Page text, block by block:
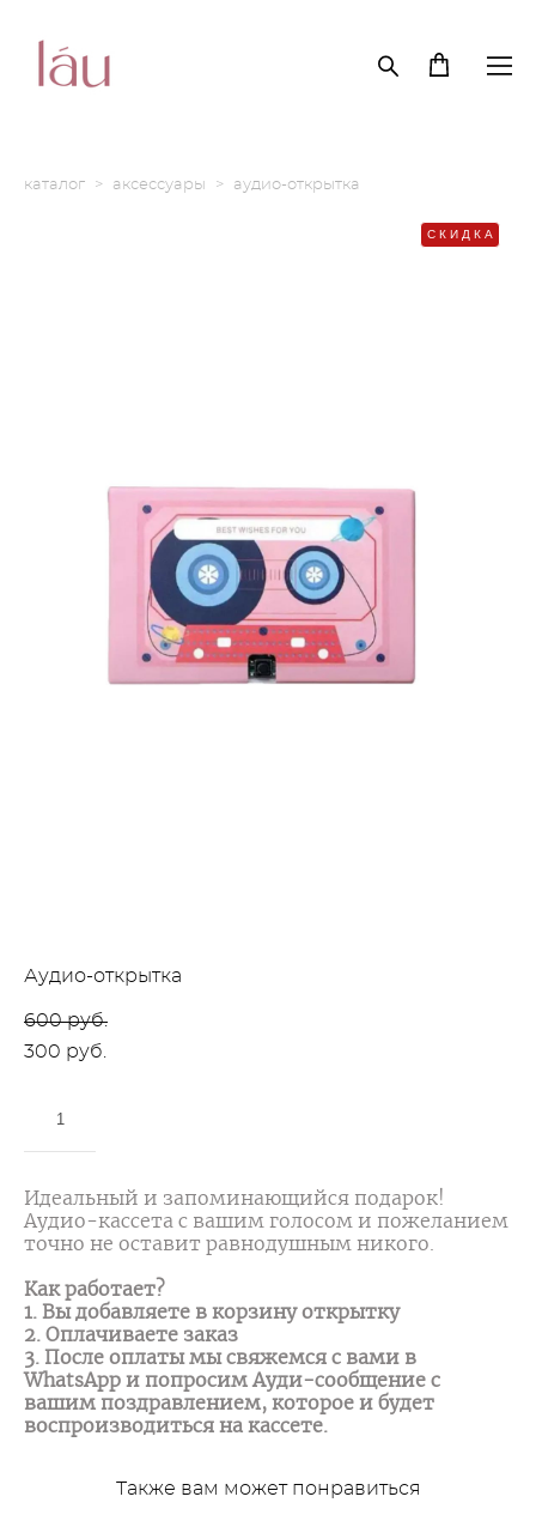
каталог > аксессуары > аудио-открытка
СКИДКА
Аудио-открытка
600 pуб.
300 pуб.
Идеальный и запоминающийся подарок!
Аудио-кассета с вашим голосом и пожеланием
точно не оставит равнодушным никого.
Как работает?
1. Вы добавляете в корзину открытку
2. Оплачиваете заказ
3. После оплаты мы свяжемся с вами в
WhatsApp и попросим Ауди-сообщение с
вашим поздравлением, которое и будет
воспроизводиться на кассете.
Также вам может понравиться